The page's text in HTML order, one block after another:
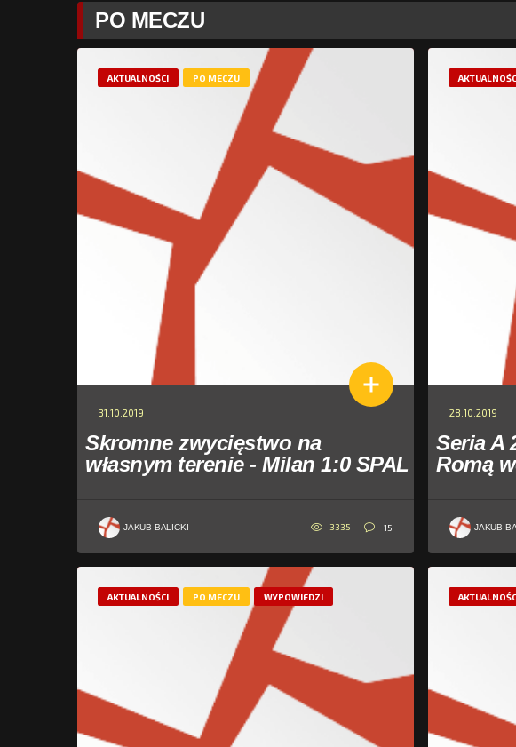
PO MECZU
AKTUALNOŚCI PO MECZU
31.10.2019
Skromne zwycięstwo na
własnym terenie - Milan 1:0 SPAL
JAKUB BALICKI 3335 15
28.10.2019
Seria A
Romą
JAKUB
AKTUALNOŚCI PO MECZU WYPOWIEDZI